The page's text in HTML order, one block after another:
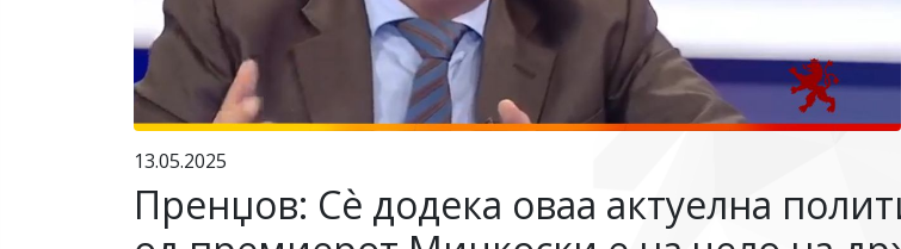
13.05.2025
Пренџов: Сè додека оваа актуелна